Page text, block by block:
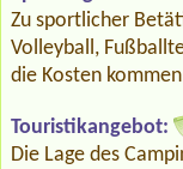
Zu sportlicher
Volleyball,
die Kosten
Touristikangebot:
Die Lage des